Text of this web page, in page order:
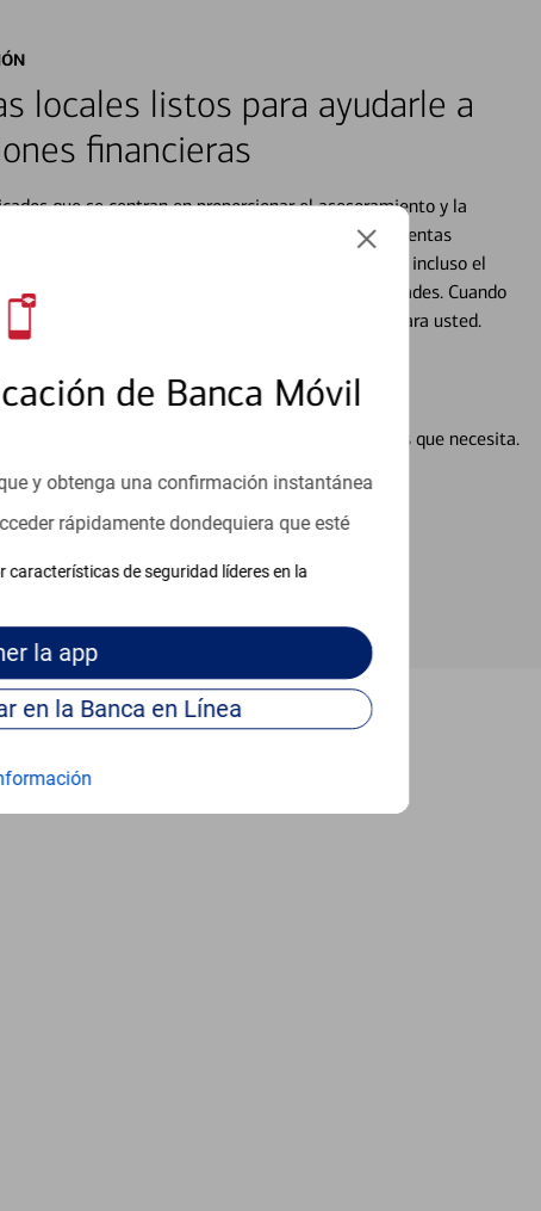
de Banca Móvil
y obtenga una confirmación instantánea
rápidamente dondequiera que esté
de seguridad líderes en la
la app
Continúe para entrar en la Banca en Línea
locales listos para ayudarle a
financieras
que se centran en proporcionar el asesoramiento y la
situación en su vida financiera. Desde sus cuentas
grandes compras, la planificación para su futuro, e incluso el
su futuro se mueve de acuerdo con sus necesidades. Cuando
con usted en un momento que sea adecuado para usted.
línea puede ayudar a proporcionar las respuestas que necesita.
Coast